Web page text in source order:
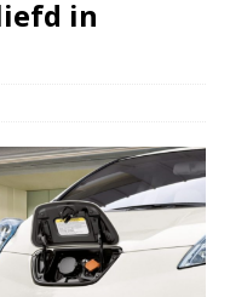
in